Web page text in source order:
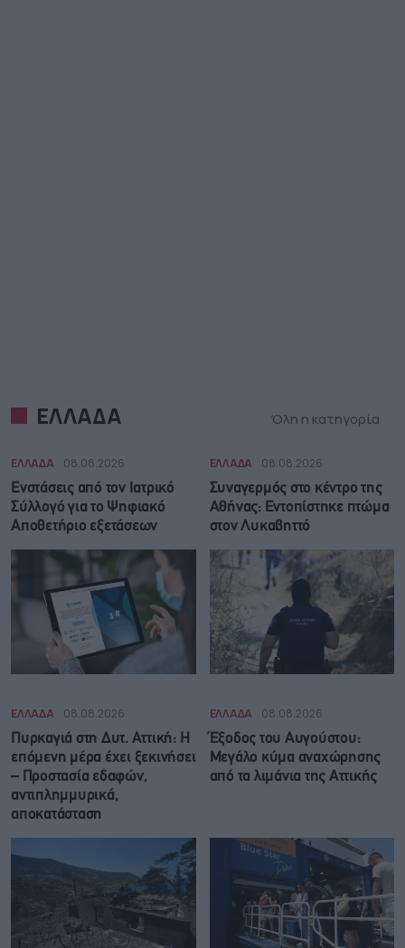
ΕΛΛΑΔΑ Όλη η κατηγορία
ΕΛΛΑΔΑ 08.08.2026
Ενστάσεις από τον Ιατρικό
Σύλλογό για το Ψηφιακό
Αποθετήριο εξετάσεων
ΕΛΛΑΔΑ 08.08.2026
Συναγερμός στο κέντρο της
Αθήνας: Εντοπίστηκε πτώμα
στον Λυκαβηττό
ΕΛΛΑΔΑ 08.08.2026
Πυρκαγιά στη Δυτ. Αττική: Η
επόμενη μέρα έχει ξεκινήσει
– Προστασία εδαφών,
αντιπλημμυρικά,
αποκατάσταση
ΕΛΛΑΔΑ 08.08.2026
Έξοδος του Αυγούστου:
Μεγάλο κύμα αναχώρησης
από τα λιμάνια της Αττικής